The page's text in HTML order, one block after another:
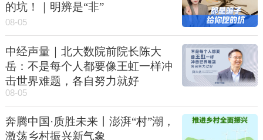
的坑！｜明辨是“非”
08-05
中经声量｜北大数院前院长陈大
岳：不是每个人都要像王虹一样冲
击世界难题，各自努力就好
08-05
奔腾中国·质胜未来丨澎湃“村”潮，
激荡乡村振兴新气象